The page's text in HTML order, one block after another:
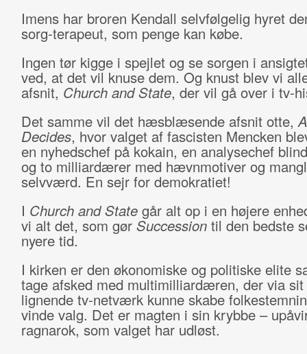
Imens har broren Kendall selvfølgelig hyret
sorg-terapeut, som penge kan købe.
Ingen tør kigge i spejlet og se sorgen i
ved, at det vil knuse dem. Og knust blev vi
afsnit, Church and State, der vil gå over i tv-
Det samme vil det hæsblæsende afsnit otte,
Decides, hvor valget af fascisten Mencken
en nyhedschef på kokain, en analysechef
og to milliardærer med hævnmotiver og
selvværd. En sejr for demokratiet!
I Church and State går alt op i en højere
vi alt det, som gør Successiontil den bedste
nyere tid.
I kirken er den økonomiske og politiske elite
tage afsked med multimilliardæren, der via sit
lignende tv-netværk kunne skabe
vinde valg. Det er magten i sin krybbe –
ragnarok, som valget har udløst.